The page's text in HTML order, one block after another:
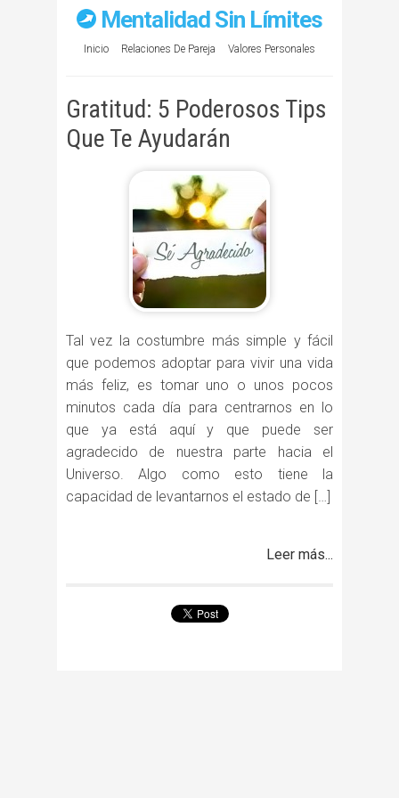
Mentalidad Sin Límites
Inicio Relaciones De Pareja Valores Personales
Gratitud: 5 Poderosos Tips
Que Te Ayudarán
Tal vez la costumbre más simple y fácil
que podemos adoptar para vivir una vida
más feliz, es tomar uno o unos pocos
minutos cada día para centrarnos en lo
que ya está aquí y que puede ser
agradecido de nuestra parte hacia el
Universo. Algo como esto tiene la
capacidad de levantarnos el estado de […]
Leer más...